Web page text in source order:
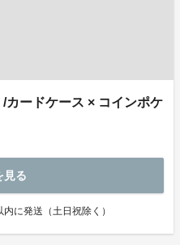
ードケース × コインポケ
見る
に発送（土日祝除く）